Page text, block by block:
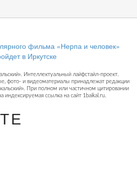
Интеллектуальный лайфстайл-проект.
фото- и видеоматериалы принадлежат редакции
При полном или частичном цитировании
индексируемая ссылка на сайт 1baikal.ru.